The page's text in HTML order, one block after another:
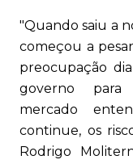
"Quando saiu a
começou a
preocupação
governo para
mercado
continue, os
Rodrigo